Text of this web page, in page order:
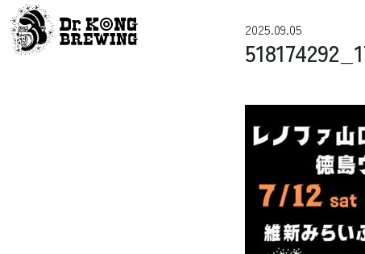
コンテンツへスキップ
メインナビゲーション2025.09.05